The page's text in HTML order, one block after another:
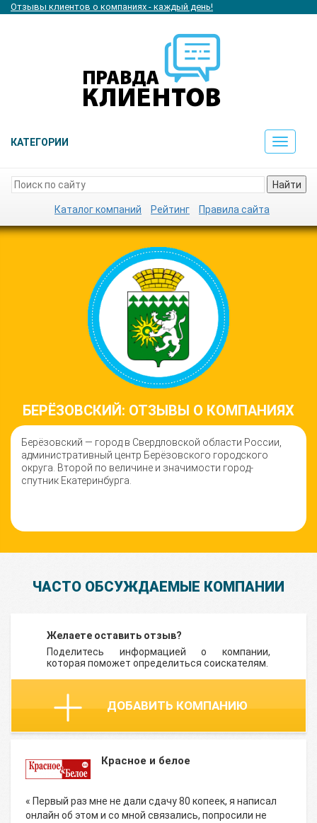
Отзывы клиентов о компаниях - каждый день!
КАТЕГОРИИ
Toggle
Найти
Каталог компаний Рейтинг Правила сайта
БЕРЁЗОВСКИЙ: ОТЗЫВЫ О КОМПАНИЯХ
Берёзовский — город в Свердловской области России,
административный центр Берёзовского городского
округа. Второй по величине и значимости город-
спутник Екатеринбурга.
ЧАСТО ОБСУЖДАЕМЫЕ КОМПАНИИ
Желаете оставить отзыв?
Поделитесь информацией о компании,
которая поможет определиться соискателям.
ДОБАВИТЬ КОМПАНИЮ
Красное и белое
« Первый раз мне не дали сдачу 80 копеек, я написал
онлайн об этом и со мной связались, попросили не